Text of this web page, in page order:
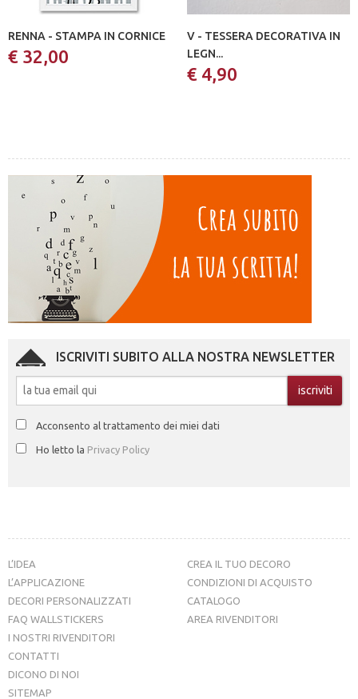
RENNA - STAMPA IN CORNICE
€ 32,00
V - TESSERA DECORATIVA IN
LEGN...
€ 4,90
ISCRIVITI SUBITO ALLA NOSTRA NEWSLETTER
Acconsento al trattamento dei miei dati
Ho letto la Privacy Policy
L’IDEA
L’APPLICAZIONE
DECORI PERSONALIZZATI
FAQ WALLSTICKERS
CREA IL TUO DECORO
CONDIZIONI DI ACQUISTO
CATALOGO
AREA RIVENDITORI
I NOSTRI RIVENDITORI
CONTATTI
DICONO DI NOI
SITEMAP